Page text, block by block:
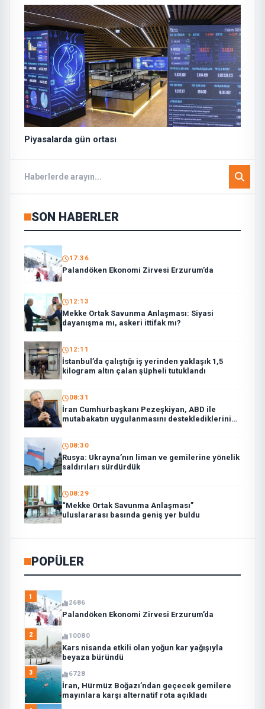
Piyasalarda gün ortası
SON HABERLER
17:36
Palandöken Ekonomi Zirvesi Erzurum’da
12:13
Mekke Ortak Savunma Anlaşması: Siyasi
dayanışma mı, askeri ittifak mı?
12:11
İstanbul’da çalıştığı iş yerinden yaklaşık 1,5
kilogram altın çalan şüpheli tutuklandı
08:31
İran Cumhurbaşkanı Pezeşkiyan, ABD ile
mutabakatın uygulanmasını desteklediklerini
08:30
Rusya: Ukrayna’nın liman ve gemilerine yönelik
saldırıları sürdürdük
08:29
“Mekke Ortak Savunma Anlaşması”
uluslararası basında geniş yer buldu
POPÜLER
1
2686
Palandöken Ekonomi Zirvesi Erzurum’da
2 10080
Kars nisanda etkili olan yoğun kar yağışıyla
beyaza büründü
3 6728
İran, Hürmüz Boğazı’ndan geçecek gemilere
mayınlara karşı alternatif rota açıkladı